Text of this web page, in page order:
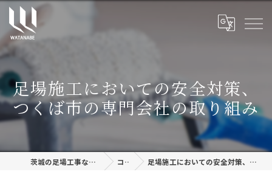
足場施工においての安全対策、
つくば市の専門会社の取り組み
茨城の足場工事なら株式会社渡邊建設 コラム 足場施工においての安全対策、つくば市の専門会社の取り組み